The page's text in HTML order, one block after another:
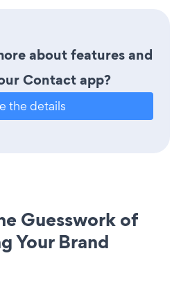
about features and
Contact app?
the details
Guesswork of
Your Brand